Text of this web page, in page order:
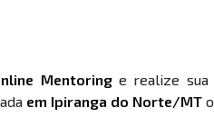
Mentoringe realize sua
em Ipiranga do Norte/MT